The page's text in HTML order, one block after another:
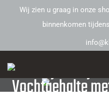
Wij zien u graag in onze
binnenkomen
Kleij
Vochtgehalte